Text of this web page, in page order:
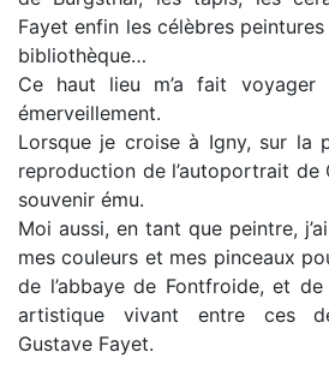
Fayet enfin les célèbres peintures
bibliothèque…
Ce haut lieu m’a fait
émerveillement.
Lorsque je croise à Igny, sur la
reproduction de l’autoportrait de
souvenir ému.
Moi aussi, en tant que peintre,
mes couleurs et mes pinceaux
de l’abbaye de Fontfroide, et
artistique vivant entre ces
Gustave Fayet.